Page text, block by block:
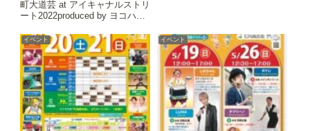
町大道芸 at アイキャナルストリ
ート2022produced by ヨコハマ
（日） 12時～17時30分令和４
年５月29日（日） 12時30分～
17時30分
イベント イベント